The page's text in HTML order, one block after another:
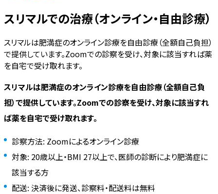
スリマルでの治療（オンライン・自由診療）
スリマルは肥満症のオンライン診療を自由診療（全額自己負担）
で提供しています。Zoomでの診察を受け、対象に該当すれば薬
を自宅で受け取れます。
スリマルは肥満症のオンライン診療を自由診療（全額自己負
担）で提供しています。Zoomでの診察を受け、対象に該当すれ
ば薬を自宅で受け取れます。
診察方法: Zoomによるオンライン診療
対象: 20歳以上・BMI 27以上で、医師の診断により肥満症に
該当する方
配送: 決済後に発送、診察料・配送料は無料